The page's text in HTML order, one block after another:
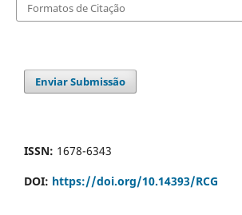
Formatos de Citação
Enviar Submissão
ISSN: 1678-6343
DOI: https://doi.org/10.14393/RCG